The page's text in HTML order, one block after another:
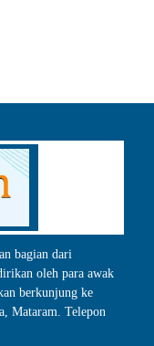
bagian dari
oleh para awak
berkunjung ke
Mataram. Telepon